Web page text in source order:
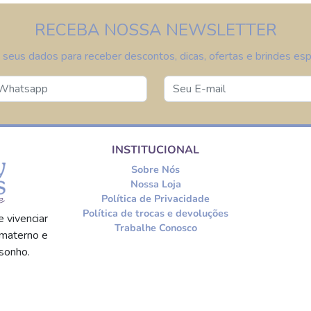
RECEBA NOSSA NEWSLETTER
dados para receber descontos, dicas, ofertas e brindes
vivenciar
e
INSTITUCIONAL
Sobre Nós
Nossa Loja
Política de Privacidade
Política de trocas e devoluções
Trabalhe Conosco